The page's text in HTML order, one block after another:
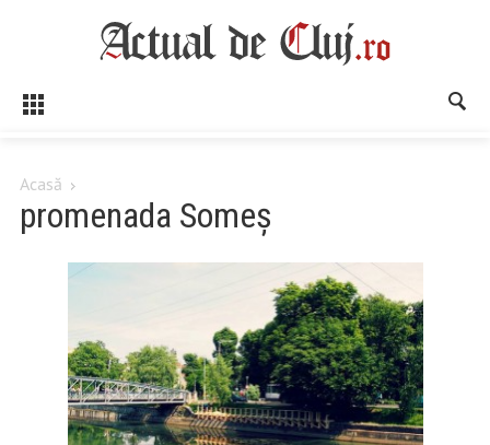
Acasă
promenada Someș